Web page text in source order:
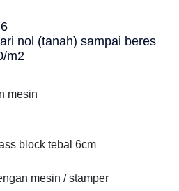
nol (tanah) sampai beres
m2
mesin
block tebal 6cm
mesin / stamper